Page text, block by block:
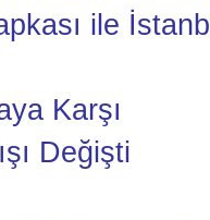
ile
Karşı
Değişti